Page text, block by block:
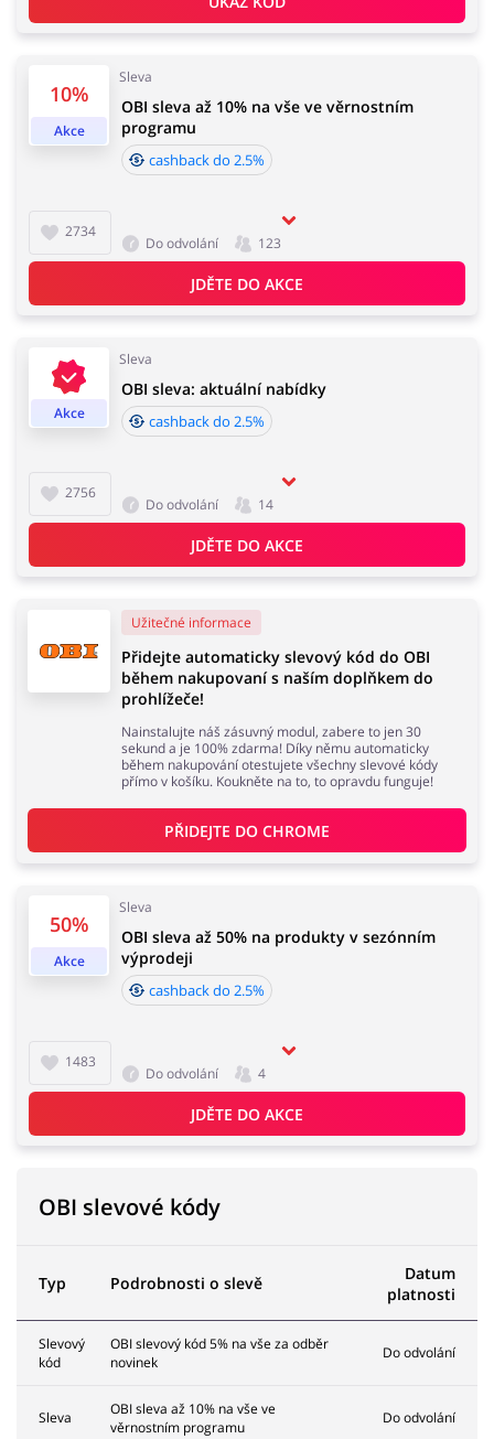
Domácnost a spotřebiče
10%
Akce
Sleva
2734
OBI sleva až 10% na vše ve věrnostním
programu
cashback do 2.5%
Do odvolání 123
JDĚTE DO AKCE
Akce
Sleva
2756
OBI sleva: aktuální nabídky
cashback do 2.5%
Do odvolání 14
JDĚTE DO AKCE
50%
Akce
Sleva
1483
OBI sleva až 50% na produkty v sezónním
výprodeji
cashback do 2.5%
Do odvolání 4
JDĚTE DO AKCE
Užitečné informace
Přidejte automaticky slevový kód do OBI
během nakupovaní s naším doplňkem do
prohlížeče!
Nainstalujte náš zásuvný modul, zabere to jen 30
sekund a je 100% zdarma! Díky němu automaticky
během nakupování otestujete všechny slevové kódy
přímo v košíku. Koukněte na to, to opravdu funguje!
PŘIDEJTE DO CHROME
OBI slevové kódy
Typ Podrobnosti o slevě
Datum
platnosti
Slevový
kód
OBI slevový kód 5% na vše za odběr
novinek
Do odvolání
Sleva
OBI sleva až 10% na vše ve
věrnostním programu
Do odvolání